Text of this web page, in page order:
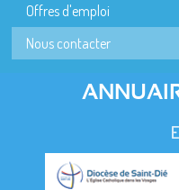
Offres d'emploi
Nous contacter